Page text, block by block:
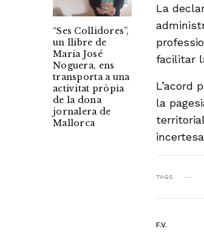
“Ses Collidores”,
un llibre de
María José
Noguera, ens
transporta a una
activitat pròpia
de la dona
jornalera de
Mallorca
La
facilitar
L’acord
la
TAGS
F.V.